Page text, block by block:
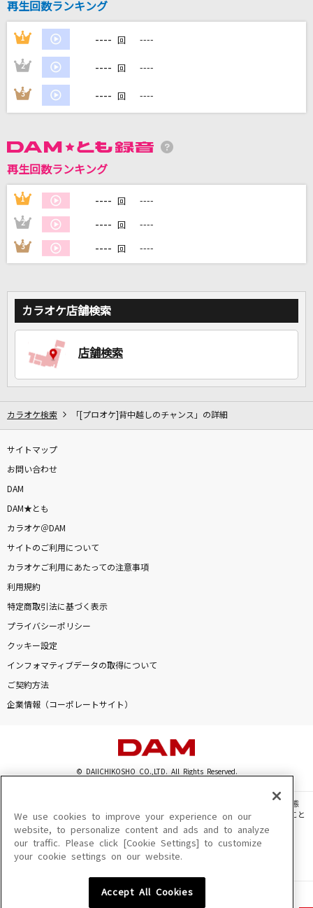
DAMに会員登録・ログインして
自宅でカラオケ歌い放題！
再生回数ランキング
1 ---- 回 ----
2 ---- 回 ----
3 ---- 回 ----
再生回数ランキング
1 ---- 回 ----
2 ---- 回 ----
3 ---- 回 ----
カラオケ店舗検索
店舗検索
カラオケ検索 「[プロオケ]背中越しのチャンス」の詳細
サイトマップ
お問い合わせ
DAM
DAM★とも
カラオケ＠DAM
サイトのご利用について
カラオケご利用にあたっての注意事項
利用規約
特定商取引法に基づく表示
プライバシーポリシー
クッキー設定
インフォマティブデータの取得について
ご契約方法
企業情報（コーポレートサイト）
© DAIICHIKOSHO CO.,LTD. All Rights Reserved.
このサイトに掲載されている一切の文章・画像・写真・動画・音声等を、手段や形態
を問わず、著作権法の定める範囲を超えて無断で複製、転載、ファイル化などすること
を禁じます。
楽曲及びコンテンツは、機種によりご利用いただけない場合があります。
楽曲及びコンテンツの配信日、配信内容が変更になる場合があります。
We use cookies to improve your experience on our
website, to personalize content and ads and to analyze
our traffic. Please click [Cookie Settings] to customize
your cookie settings on our website.
Accept All Cookies